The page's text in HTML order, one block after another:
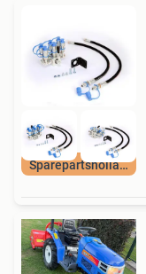
Sparepartsholland